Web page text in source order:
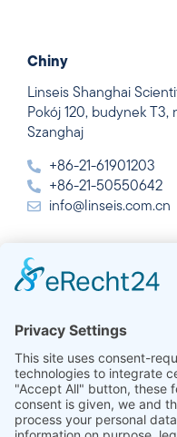
Chiny
Linseis Shanghai
Pokój 120, budynek T3,
Szanghaj
+86-21-61901203
+86-21-50550642
info@linseis.com.cn
Indie
Plot 65, 2nd Floor, Sai
+91-11-42883851
sales@linseis.in